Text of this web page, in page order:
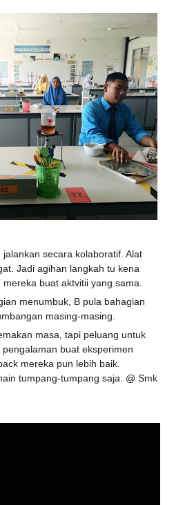
secara kolaboratif. Alat
Jadi agihan langkah tu kena
buat aktvitii yang sama.
menumbuk, B pula bahagian
masing-masing.
masa, tapi peluang untuk
buat eksperimen
mereka pun lebih baik.
tumpang-tumpang saja. @ Smk